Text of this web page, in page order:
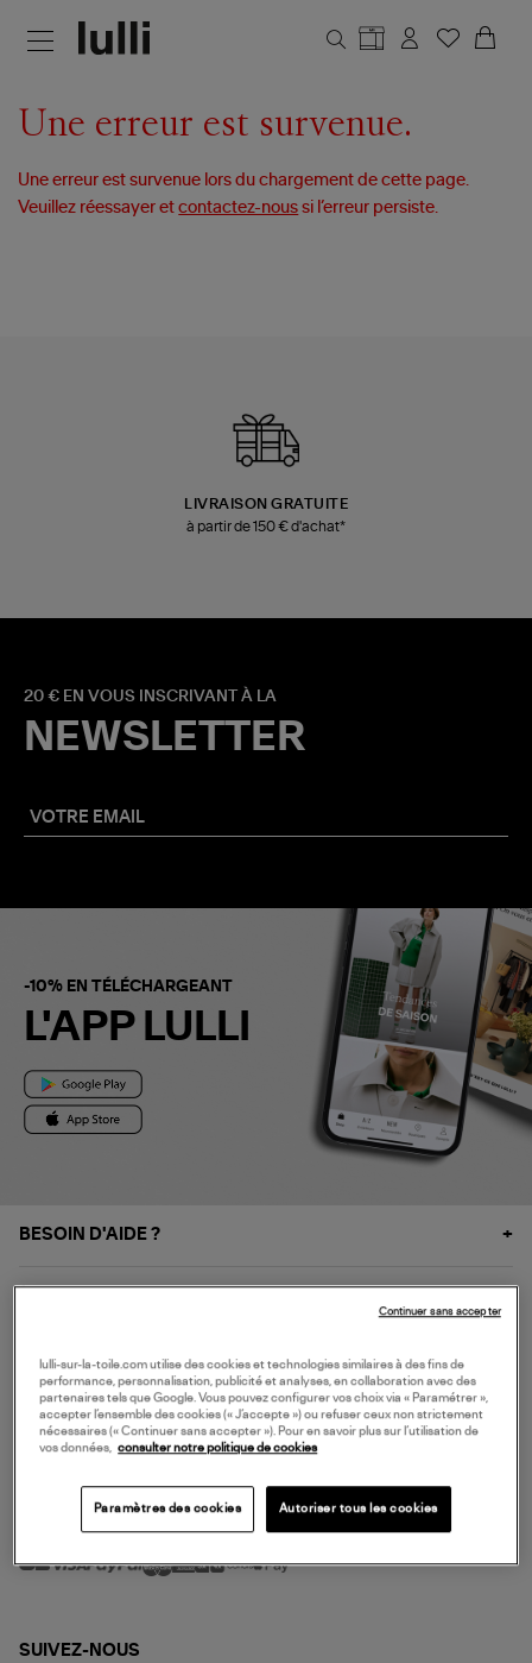
Une erreur est survenue.
Une erreur est survenue lors du chargement de cette page.
Veuillez réessayer etcontactez-nous si l’erreur persiste.
LIVRAISON GRATUITE
à partir de 150 € d'achat*
20 € EN VOUS INSCRIVANT À LA
NEWSLETTER
-10% EN TÉLÉCHARGEANT
L'APP LULLI
BESOIN D'AIDE ?
NOS SERVICES
SERVICE CLIENT
MODE DE PAIEMENT
SUIVEZ-NOUS
lulli-sur-la-toile.com utilise des cookies et technologies similaires à des fins de
performance, personnalisation, publicité et analyses, en collaboration avec des
partenaires tels que Google. Vous pouvez configurer vos choix via « Paramétrer »,
accepter l’ensemble des cookies (« J’accepte ») ou refuser ceux non strictement
nécessaires (« Continuer sans accepter »). Pour en savoir plus sur l’utilisation de
vos données,
consulter notre politique de cookies
Paramètres des cookies Autoriser tous les cookies
Continuer sans accepter